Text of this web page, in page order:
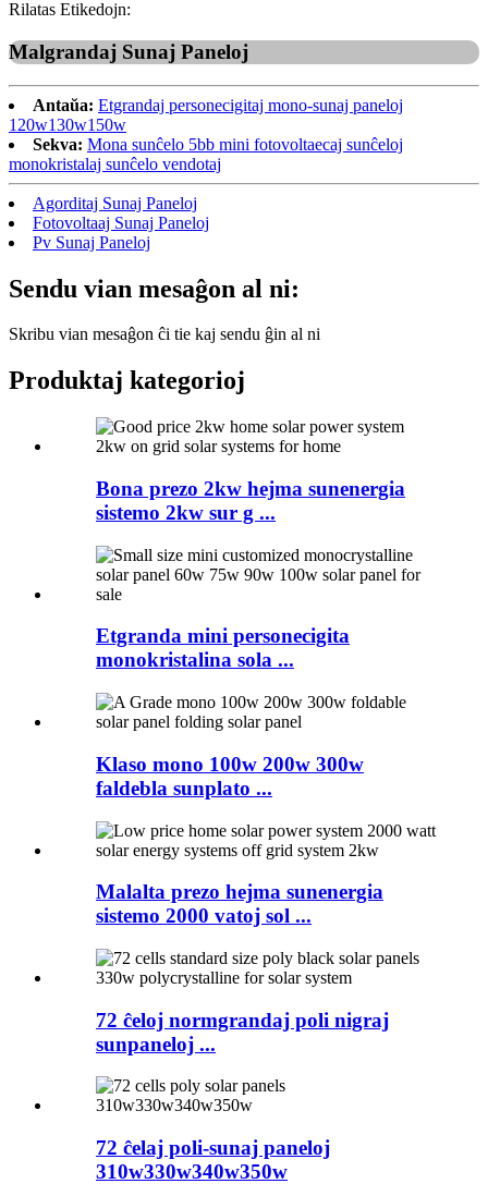
Rilatas Etikedojn:
Malgrandaj Sunaj Paneloj
Antaŭa: Etgrandaj personecigitaj mono-sunaj paneloj
120w130w150w
Sekva: Mona sunĉelo 5bb mini fotovoltaecaj sunĉeloj
monokristalaj sunĉelo vendotaj
Agorditaj Sunaj Paneloj
Fotovoltaaj Sunaj Paneloj
Pv Sunaj Paneloj
Sendu vian mesaĝon al ni:
Skribu vian mesaĝon ĉi tie kaj sendu ĝin al ni
Produktaj kategorioj
Bona prezo 2kw hejma sunenergia
sistemo 2kw sur g ...
Etgranda mini personecigita
monokristalina sola ...
Klaso mono 100w 200w 300w
faldebla sunplato ...
Malalta prezo hejma sunenergia
sistemo 2000 vatoj sol ...
72 ĉeloj normgrandaj poli nigraj
sunpaneloj ...
72 ĉelaj poli-sunaj paneloj
310w330w340w350w